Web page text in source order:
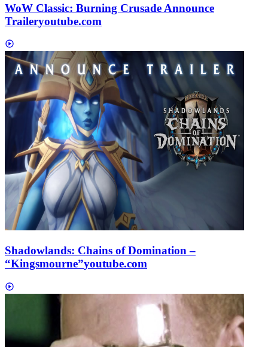
WoW Classic: Burning Crusade Announce
Traileryoutube.com
Shadowlands: Chains of Domination –
“Kingsmourne”youtube.com